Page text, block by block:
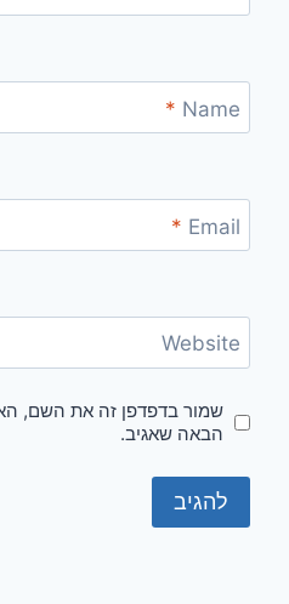
Name
*
Email
*
Website
שמור בדפדפן זה את השם,
הבאה שאגיב.